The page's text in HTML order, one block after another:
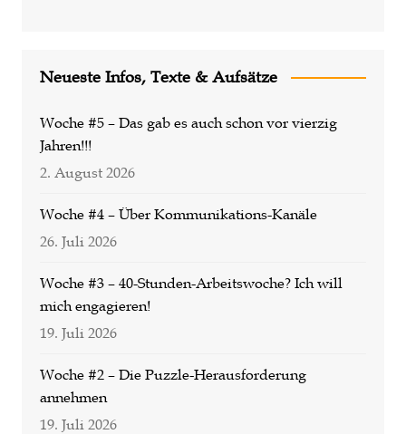
Neueste Infos, Texte & Aufsätze
Woche #5 – Das gab es auch schon vor vierzig
Jahren!!!
2. August 2026
Woche #4 – Über Kommunikations-Kanäle
26. Juli 2026
Woche #3 – 40-Stunden-Arbeitswoche? Ich will
mich engagieren!
19. Juli 2026
Woche #2 – Die Puzzle-Herausforderung
annehmen
19. Juli 2026